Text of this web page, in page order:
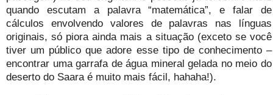
quando escutam a palavra “matemática”, e falar de
cálculos envolvendo valores de palavras nas línguas
originais, só piora ainda mais a situação (exceto se você
tiver um público que adore esse tipo de conhecimento –
encontrar uma garrafa de água mineral gelada no meio do
deserto do Saara é muito mais fácil, hahaha!).